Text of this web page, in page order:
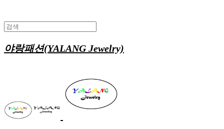
야랑패션(YALANG Jewelry)